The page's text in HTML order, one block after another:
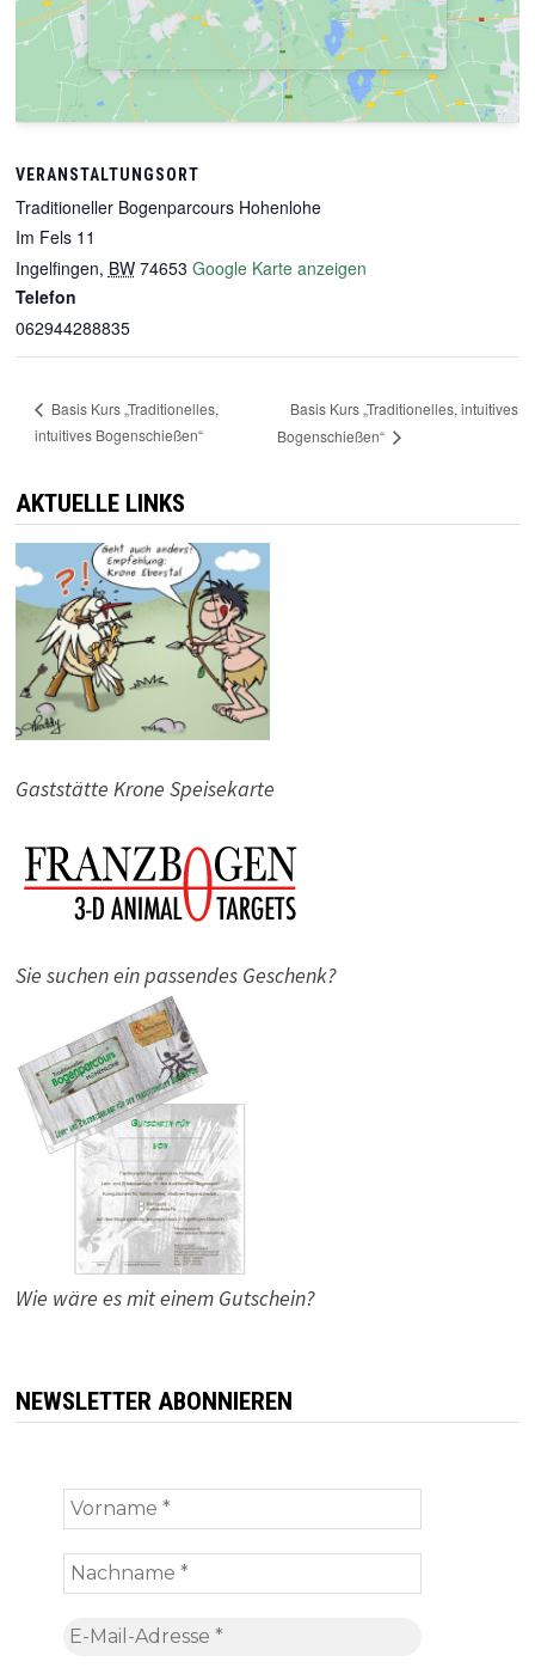
VERANSTALTUNGSORT
Traditioneller Bogenparcours Hohenlohe
Im Fels 11
Ingelfingen, BW 74653 Google Karte anzeigen
Telefon
062944288835
Basis Kurs „Traditionelles,
intuitives Bogenschießen“
Basis Kurs „Traditionelles, intuitives
Bogenschießen“
AKTUELLE LINKS
Gaststätte Krone Speisekarte
Sie suchen ein passendes Geschenk?
Wie wäre es mit einem Gutschein?
NEWSLETTER ABONNIEREN